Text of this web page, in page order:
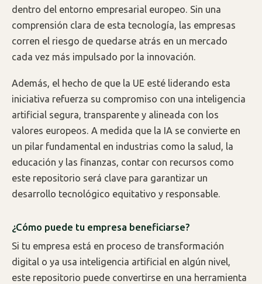
dentro del entorno empresarial europeo. Sin una
comprensión clara de esta tecnología, las empresas
corren el riesgo de quedarse atrás en un mercado
cada vez más impulsado por la innovación.
Además, el hecho de que la UE esté liderando esta
iniciativa refuerza su compromiso con una inteligencia
artificial segura, transparente y alineada con los
valores europeos. A medida que la IA se convierte en
un pilar fundamental en industrias como la salud, la
educación y las finanzas, contar con recursos como
este repositorio será clave para garantizar un
desarrollo tecnológico equitativo y responsable.
¿Cómo puede tu empresa beneficiarse?
Si tu empresa está en proceso de transformación
digital o ya usa inteligencia artificial en algún nivel,
este repositorio puede convertirse en una herramienta